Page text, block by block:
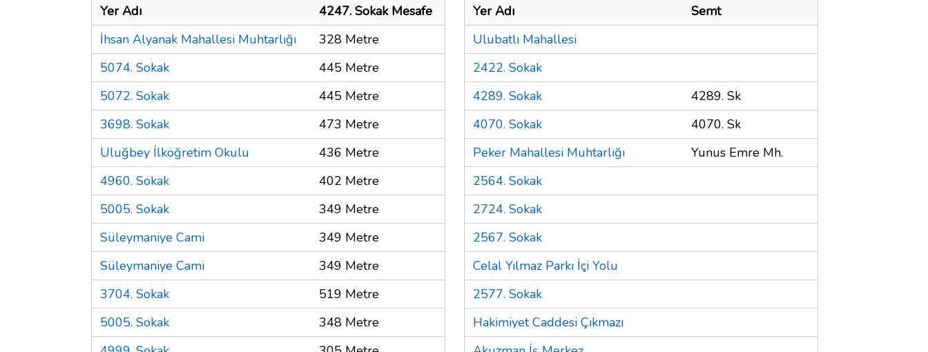
Yer Adı
4247. Sokak Mesafe
İhsan Alyanak Mahallesi Muhtarlığı
328 Metre
5074. Sokak
445 Metre
5072. Sokak
445 Metre
3698. Sokak
473 Metre
Uluğbey İlköğretim Okulu
436 Metre
4960. Sokak
402 Metre
5005. Sokak
349 Metre
Süleymaniye Cami
349 Metre
Süleymaniye Cami
349 Metre
3704. Sokak
519 Metre
5005. Sokak
348 Metre
Yer Adı
Semt
Ulubatlı Mahallesi
2422. Sokak
4289. Sokak
4289. Sk
4070. Sokak
4070. Sk
Peker Mahallesi Muhtarlığı
Yunus Emre Mh.
2564. Sokak
2724. Sokak
2567. Sokak
Celal Yılmaz Parkı İçi Yolu
2577. Sokak
Hakimiyet Caddesi Çıkmazı